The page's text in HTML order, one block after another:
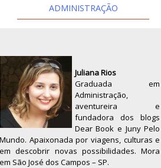
ADMINISTRAÇÃO
Juliana Rios
Graduada em
Administração,
aventureira e
fundadora dos blogs
Dear Book e Juny Pelo
Mundo. Apaixonada por viagens, culturas e
em descobrir novas possibilidades. Mora
em São José dos Campos – SP.